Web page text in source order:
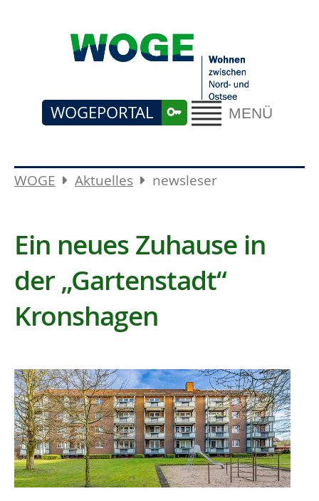
MENÜ
WOGEPORTAL
WOGE Aktuelles newsleser
Ein neues Zuhause in
der „Gartenstadt“
Kronshagen